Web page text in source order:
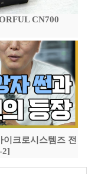
CN700
크로시스템즈 전
2]